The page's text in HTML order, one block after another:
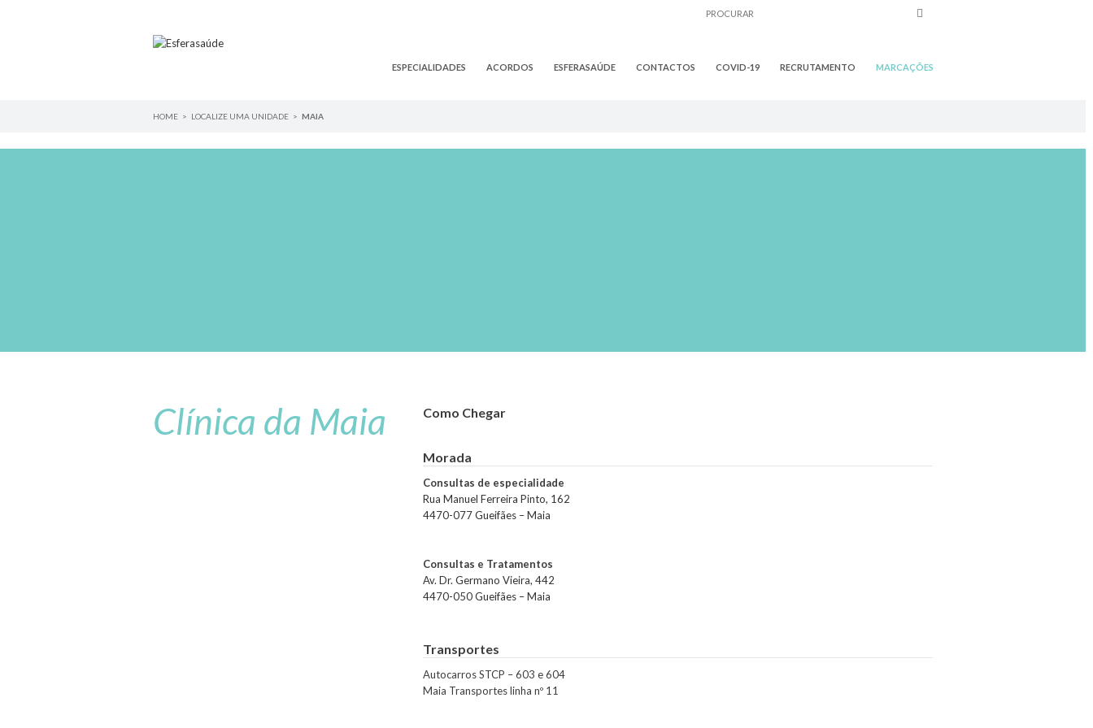
ESPECIALIDADES ACORDOS ESFERASAÚDE CONTACTOS COVID-19 RECRUTAMENTO MARCAÇÕES
HOME > LOCALIZE UMA UNIDADE > MAIA
Clínica da Maia Como Chegar
Morada
Consultas de especialidade
Rua Manuel Ferreira Pinto, 162
4470-077 Gueifães – Maia
Consultas e Tratamentos
Av. Dr. Germano Vieira, 442
4470-050 Gueifães – Maia
Transportes
Autocarros STCP – 603 e 604
Maia Transportes linha nº 11